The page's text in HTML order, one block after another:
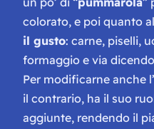
colorato, e poi quanto
il gusto: carne, piselli,
formaggio e via
Per modificarne anche
il contrario, ha il suo
aggiunte, rendendo il